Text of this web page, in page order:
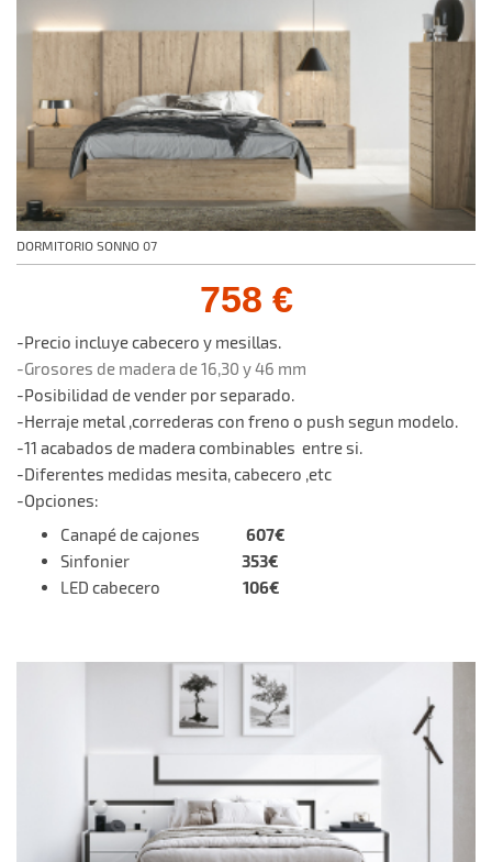
DORMITORIO SONNO 07
758 €
-Precio incluye cabecero y mesillas.
-Grosores de madera de 16,30 y 46 mm
-Posibilidad de vender por separado.
-Herraje metal ,correderas con freno o push segun modelo.
-11 acabados de madera combinables entre si.
-Diferentes medidas mesita, cabecero ,etc
-Opciones:
Canapé de cajones 607€
Sinfonier 353€
LED cabecero 106€